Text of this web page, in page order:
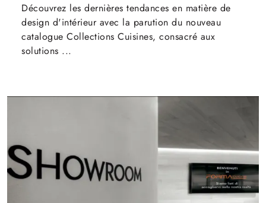
Découvrez les dernières tendances en matière de
design d'intérieur avec la parution du nouveau
catalogue Collections Cuisines, consacré aux
solutions ...